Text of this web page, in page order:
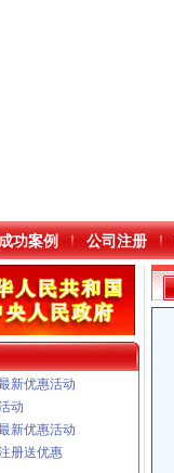
功案例 公司注册
新优惠活动
动
新优惠活动
册送优惠